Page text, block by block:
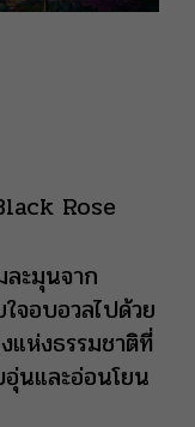
Rose
ะมุนจาก
จอบอวลไปด้วย
แห่งธรรมชาติที่
อุ่นและอ่อนโยน